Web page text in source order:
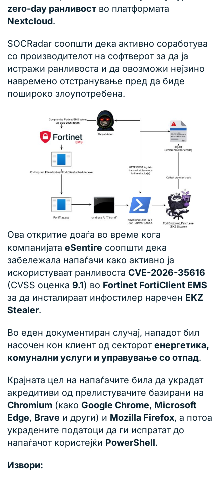
zero-day ранливост во платформата
Nextcloud.
SOCRadar соопшти дека активно соработува
со производителот на софтверот за да ја
истражи ранливоста и да овозможи нејзино
навремено отстранување пред да биде
пошироко злоупотребена.
Ова откритие доаѓа во време кога
компанијата eSentire соопшти дека
забележала напаѓачи како активно ја
искористуваат ранливоста CVE-2026-35616
(CVSS оценка 9.1) во Fortinet FortiClient EMS
за да инсталираат инфостилер наречен EKZ
Stealer.
Во еден документиран случај, нападот бил
насочен кон клиент од секторотенергетика,
комунални услуги и управување со отпад.
Крајната цел на напаѓачите била да украдат
акредитиви од прелистувачите базирани на
Chromium (како Google Chrome, Microsoft
Edge, Brave и други) и Mozilla Firefox, а потоа
украдените податоци да ги испратат до
напаѓачот користејќи PowerShell.
Извори: